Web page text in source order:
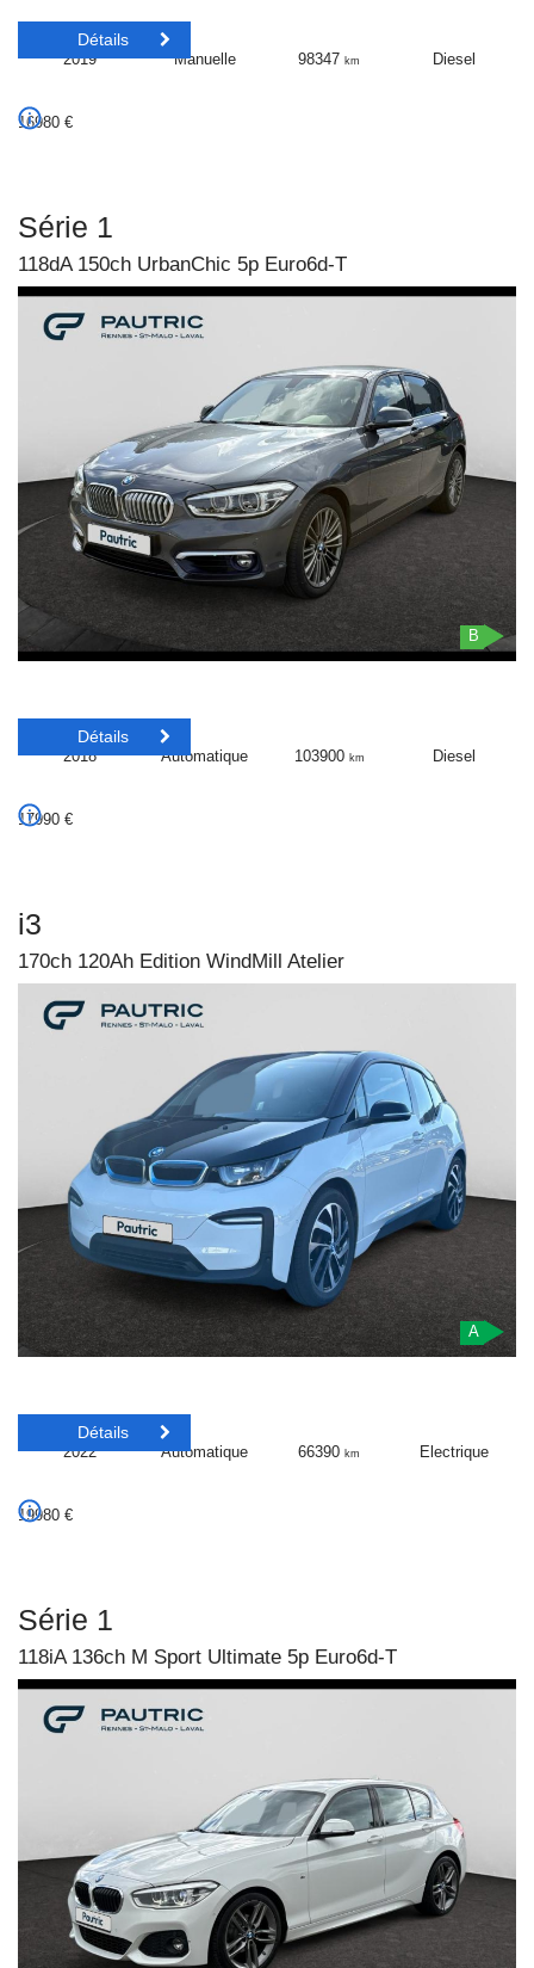
2019 Manuelle 98347km Diesel
16980 €
Détails
Série 1
118dA 150ch UrbanChic 5p Euro6d-T
B
2018 Automatique 103900 km Diesel
17990 €
Détails
i3
170ch 120Ah Edition WindMill Atelier
A
2022 Automatique 66390km Electrique
19980 €
Détails
Série 1
118iA 136ch M Sport Ultimate 5p Euro6d-T